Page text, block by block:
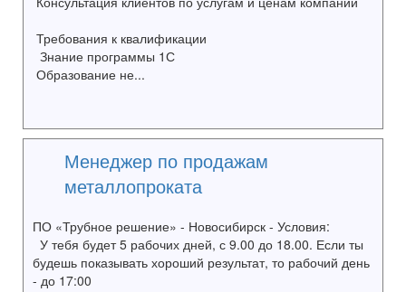
Требования к квалификации
Знание программы 1С
Образование не...
Менеджер по продажам
металлопроката
ПО «Трубное решение» - Новосибирск - Условия:
У тебя будет 5 рабочих дней, с 9.00 до 18.00. Если ты
будешь показывать хороший результат, то рабочий день
- до 17:00